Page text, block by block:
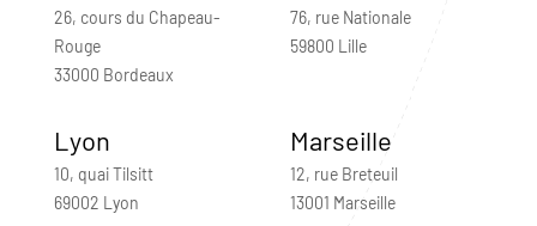
26, cours du Chapeau-
Rouge
33000 Bordeaux
76, rue Nationale
59800 Lille
Lyon
10, quai Tilsitt
69002 Lyon
Marseille
12, rue Breteuil
13001 Marseille